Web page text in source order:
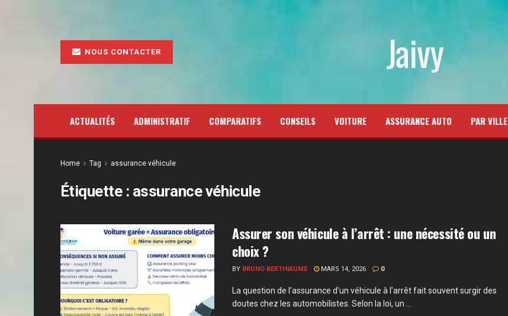
NOUS CONTACTER Jaivy
ACTUALITÉS ADMINISTRATIF COMPARATIFS CONSEILS VOITURE ASSURANCE AUTO PAR VILLE
Home Tag assurance véhicule
Étiquette : assurance véhicule
Assurer son véhicule à l’arrêt : une nécessité ou un
choix ?
BY BRUNO BERTHIAUME MARS 14, 2026 0
La question de l’assurance d’un véhicule à l’arrêt fait souvent surgir des
doutes chez les automobilistes. Selon la loi, un ...